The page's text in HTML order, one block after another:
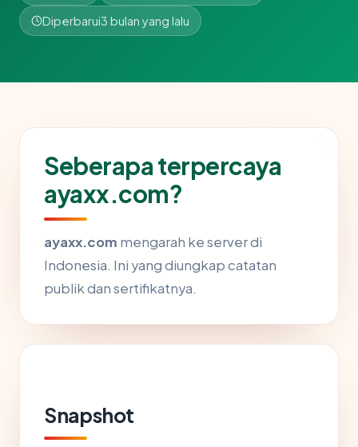
Diperbarui3 bulan yang lalu
Seberapa terpercaya
ayaxx.com?
ayaxx.com mengarah ke server di
Indonesia. Ini yang diungkap catatan
publik dan sertifikatnya.
Snapshot